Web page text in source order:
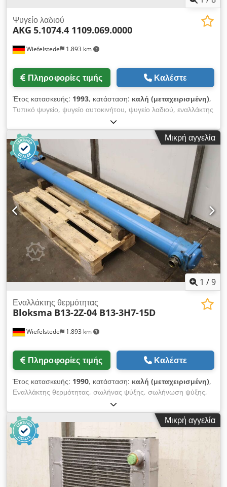
Wiefelstede 1.893 km
Ψυγείο λαδιού
AKG 5.1074.4 1109.069.0000
Πληροφορίες τιμής Καλέστε
Έτος κατασκευής: 1993, κατάσταση: καλή (μεταχειρισμένη),
Τυπικό ψυγείο, ψυγείο αυτοκινήτου, ψυγείο λαδιού, εναλλάκτης
θερμότητας, ψυγείο συμπιεστή, ψυγείο λαδιού υδραυλικό
-Κατασκευαστής: AKG, ελαφρύ μεταλλικό ψυγείο λαδιού/αέρα
με φίλτρο -Τύπος: 5.1074.4 1109.069.0000 -Πίεση: μέγιστη 15
bar -Διαστάσεις: 1090/420/H715 mm -Βάρος: 61 kg Dedjv E D
U Repfx Abzjck
Μικρή αγγελία
1 /9
Wiefelstede 1.893 km
Εναλλάκτης θερμότητας
Bloksma B13-2Z-04 B13-3H7-15D
Πληροφορίες τιμής Καλέστε
Έτος κατασκευής: 1990, κατάσταση: καλή (μεταχειρισμένη),
Εναλλάκτης θερμότητας, σωλήνας ψύξης, σωλήνωση ψύξης,
σπείρα ψύξης, εναλλάκτης θερμότητας με σωληνωτό δέσμη -
Κατασκευαστής: Bloksma, εναλλάκτης θερμότητας με
σωληνωτό δέσμη - Τύπος: B13-2Z-04 B13-3H7-15D - Πίεση
λειτουργίας: 6,5 / 3,5 bar Djdjwu Tk Sopfx Abzock -
Διαστάσεις: 2235/340/Υ155 mm - Βάρος: 61 kg
Μικρή αγγελία